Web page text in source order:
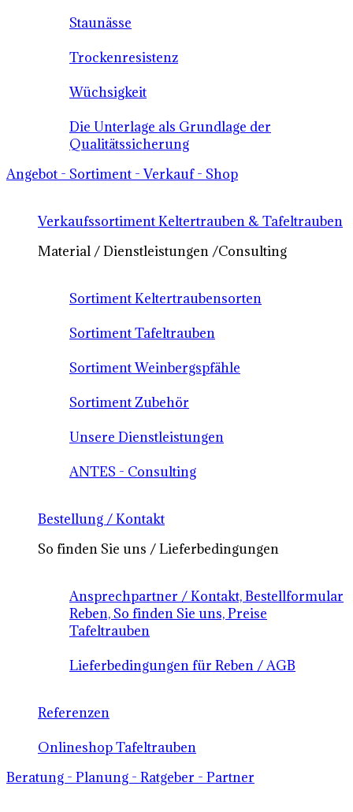
Staunässe
Trockenresistenz
Wüchsigkeit
Die Unterlage als Grundlage der
Qualitätssicherung
Angebot - Sortiment - Verkauf - Shop
Verkaufssortiment Keltertrauben & Tafeltrauben
Material / Dienstleistungen /Consulting
Sortiment Keltertraubensorten
Sortiment Tafeltrauben
Sortiment Weinbergspfähle
Sortiment Zubehör
Unsere Dienstleistungen
ANTES - Consulting
Bestellung / Kontakt
So finden Sie uns / Lieferbedingungen
Ansprechpartner / Kontakt, Bestellformular
Reben, So finden Sie uns, Preise
Tafeltrauben
Lieferbedingungen für Reben / AGB
Referenzen
Onlineshop Tafeltrauben
Beratung - Planung - Ratgeber - Partner